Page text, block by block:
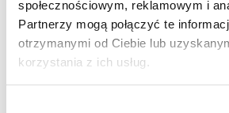
społecznościowym, reklamowym i
Partnerzy mogą połączyć te
otrzymanymi od Ciebie lub
korzystania z ich usług.
Stoły
Parawany
Fotele
Zobacz wszystko